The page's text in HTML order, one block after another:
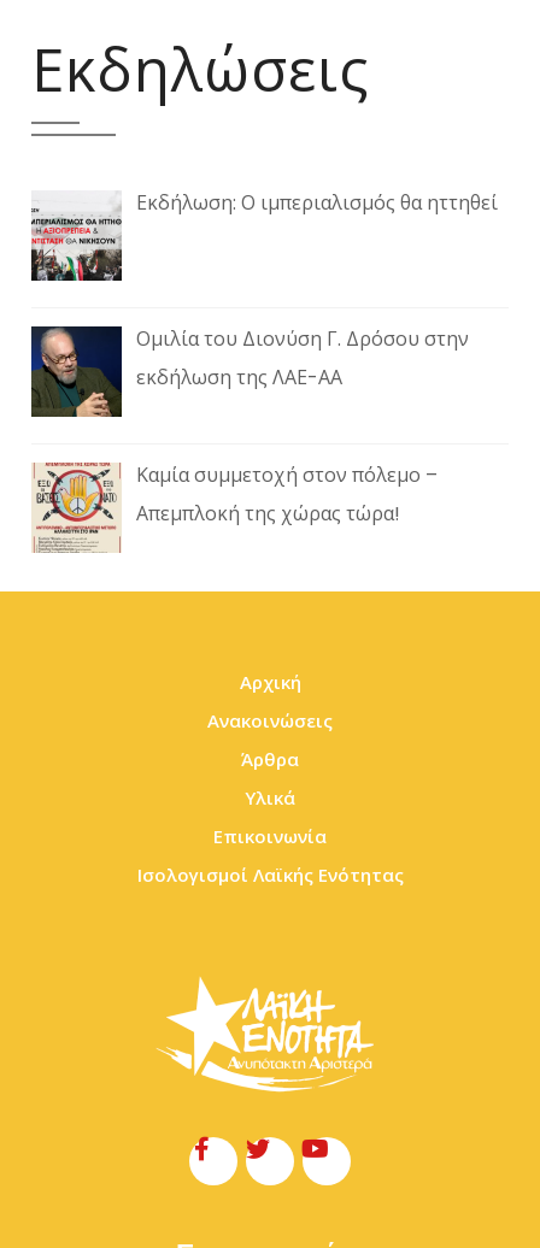
Εκδηλώσεις
Εκδήλωση: Ο ιμπεριαλισμός θα ηττηθεί
Ομιλία του Διονύση Γ. Δρόσου στην
εκδήλωση της ΛΑΕ-ΑΑ
Καμία συμμετοχή στον πόλεμο –
Απεμπλοκή της χώρας τώρα!
Αρχική
Ανακοινώσεις
Άρθρα
Υλικά
Επικοινωνία
Ισολογισμοί Λαϊκής Ενότητας